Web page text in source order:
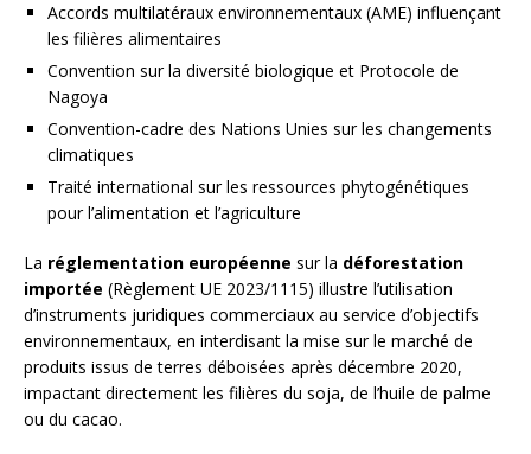
Accords multilatéraux environnementaux (AME) influençant
les filières alimentaires
Convention sur la diversité biologique et Protocole de
Nagoya
Convention-cadre des Nations Unies sur les changements
climatiques
Traité international sur les ressources phytogénétiques
pour l’alimentation et l’agriculture
La réglementation européenne sur la déforestation
importée (Règlement UE 2023/1115) illustre l’utilisation
d’instruments juridiques commerciaux au service d’objectifs
environnementaux, en interdisant la mise sur le marché de
produits issus de terres déboisées après décembre 2020,
impactant directement les filières du soja, de l’huile de palme
ou du cacao.